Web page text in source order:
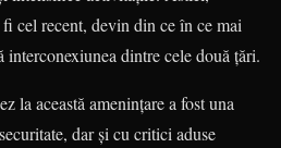
cel recent, devin din ce în ce mai
interconexiunea dintre cele două țări.
la această amenințare a fost una
dar și cu critici aduse